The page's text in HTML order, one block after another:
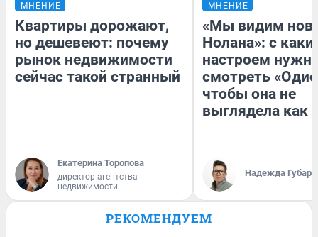
МНЕНИЕ
Квартиры дорожают,
но дешевеют: почему
рынок недвижимости
сейчас такой странный
Екатерина Торопова
директор агентства
недвижимости
МНЕНИЕ
«Мы видим
Нолана»: с
настроем
смотреть
чтобы она не
выглядела как
Надежда Губарь
РЕКОМЕНДУЕМ